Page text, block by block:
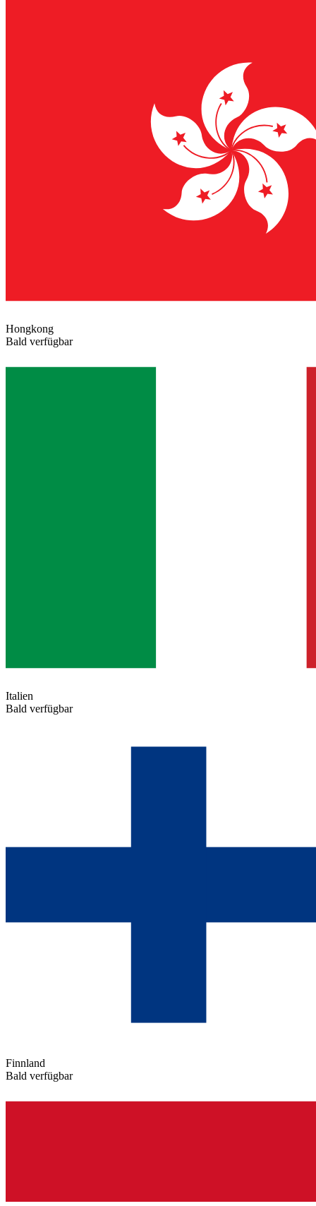
Hongkong
Bald verfügbar
Italien
Bald verfügbar
Finnland
Bald verfügbar